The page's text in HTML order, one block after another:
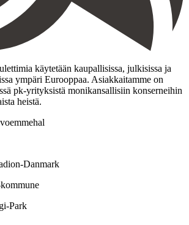
käytetään kaupallisissa, julkisissa ja
ympäri Eurooppaa. Asiakkaitamme on
pk-yrityksistä monikansallisiin konserneihin
heistä.